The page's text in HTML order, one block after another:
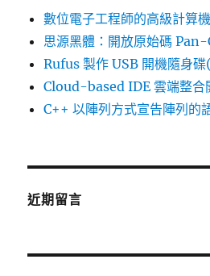
數位電子工程師的高級計算
思源黑體：開放原始碼 Pan-
Rufus 製作 USB 開機隨身
Cloud-based IDE 雲端整合
C++ 以陣列方式宣告陣列的
近期留言